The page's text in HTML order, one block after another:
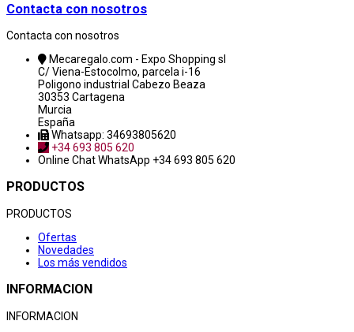
Contacta con nosotros
Contacta con nosotros
Mecaregalo.com - Expo Shopping sl
C/ Viena-Estocolmo, parcela i-16
Poligono industrial Cabezo Beaza
30353 Cartagena
Murcia
España
Whatsapp: 34693805620
+34 693 805 620
Online ChatWhatsApp +34 693 805 620
PRODUCTOS
PRODUCTOS
Ofertas
Novedades
Los más vendidos
INFORMACION
INFORMACION